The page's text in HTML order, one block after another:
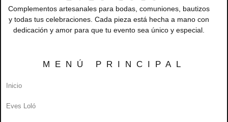
Complementos artesanales para bodas, comuniones, bautizos
y todas tus celebraciones. Cada pieza está hecha a mano con
dedicación y amor para que tu evento sea único y especial.
MENÚ PRINCIPAL
Inicio
Eves Loló